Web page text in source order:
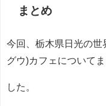
まとめ
今回、栃木県日光の世
グウ)カフェについて
した。